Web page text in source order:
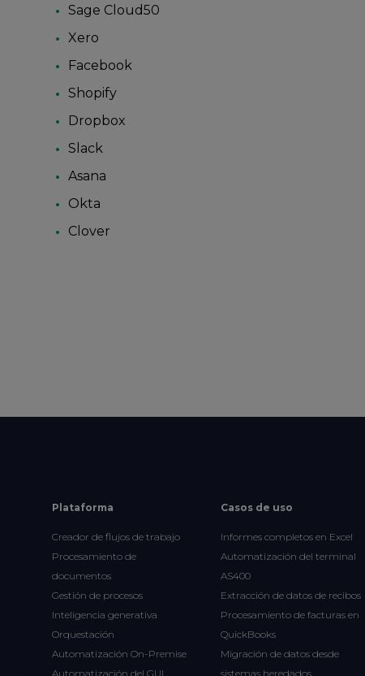
Sage Cloud50
Xero
Facebook
Shopify
Dropbox
Slack
Asana
Okta
Clover
Plataforma
Creador de flujos de trabajo
Procesamiento de
documentos
Gestión de procesos
Inteligencia generativa
Orquestación
Automatización On-Premise
Automatización del GUI
Casos de uso
Informes completos en Excel
Automatización del terminal
AS400
Extracción de datos de recibos
Procesamiento de facturas en
QuickBooks
Migración de datos desde
sistemas heredados